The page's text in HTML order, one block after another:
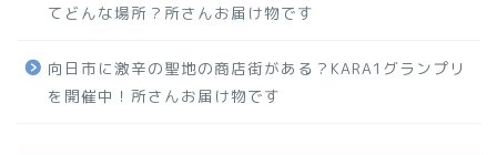
てどんな場所？所さんお届け物です
向日市に激辛の聖地の商店街がある？KARA1グランプリ
を開催中！所さんお届け物です